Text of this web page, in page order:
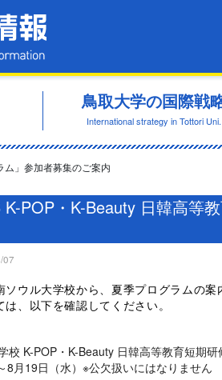
鳥取大学の国際戦
International strategy in Tottori Uni.
」参加者募集のご案内
POP・K-Beauty 日韓高等
07
ウル大学校から、夏季プログラムの案
、以下を確認してください。
校 K-POP・ K-Beauty 日韓高等教育短期研
8月19日（水）※公欠扱いにはなりません